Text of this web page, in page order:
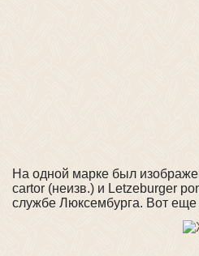
На одной марке был
cartor (неизв.) и Letzeburger
службе Люксембурга. Вот